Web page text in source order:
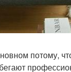
потому,